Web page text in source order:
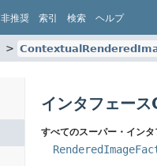
非推奨 索引 検索 ヘルプ
インタフェ
すべてのスーパー・イン